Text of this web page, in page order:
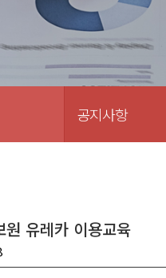
공지사항
유레카 이용교육